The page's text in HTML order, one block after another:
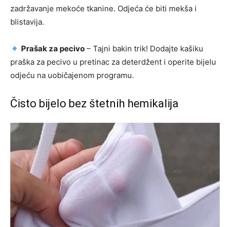
zadržavanje mekoće tkanine. Odjeća će biti mekša i
blistavija.
Prašak za pecivo – Tajni bakin trik! Dodajte kašiku
praška za pecivo u pretinac za deterdžent i operite bijelu
odjeću na uobičajenom programu.
Čisto bijelo bez štetnih hemikalija